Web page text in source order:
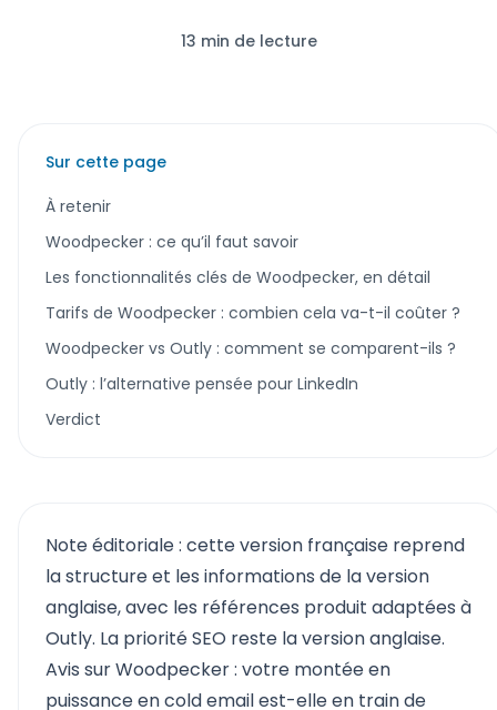
13 min de lecture
Sur cette page
À retenir
Woodpecker : ce qu’il faut savoir
Les fonctionnalités clés de Woodpecker, en détail
Tarifs de Woodpecker : combien cela va-t-il coûter ?
Woodpecker vs Outly : comment se comparent-ils ?
Outly : l’alternative pensée pour LinkedIn
Verdict
Note éditoriale : cette version française reprend
la structure et les informations de la version
anglaise, avec les références produit adaptées à
Outly. La priorité SEO reste la version anglaise.
Avis sur Woodpecker : votre montée en
puissance en cold email est-elle en train de